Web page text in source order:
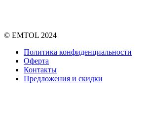
© EMTOL 2024
Политика конфиденциальности
Оферта
Контакты
Предложения и скидки